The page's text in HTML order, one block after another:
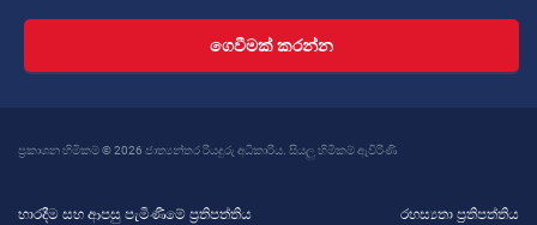
ගෙවීමක් කරන්න
ප්‍රකාශන හිමිකම් © 2026 ජාත්‍යන්තර රියදුරු අධිකාරිය. සියලු හිමිකම් ඇවිරිණි
භාරදීම සහ ආපසු පැමිණීමේ ප්‍රතිපත්තිය රහස්‍යතා ප්‍රතිපත්තිය